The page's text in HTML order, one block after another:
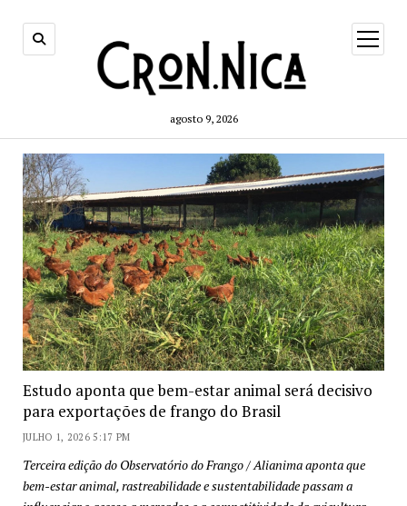
agosto 9, 2026
open
menu
Estudo aponta que bem-estar animal será decisivo
para exportações de frango do Brasil
JULHO 1, 2026 5:17 PM
Terceira edição do Observatório do Frango / Alianima aponta que
bem-estar animal, rastreabilidade e sustentabilidade passam a